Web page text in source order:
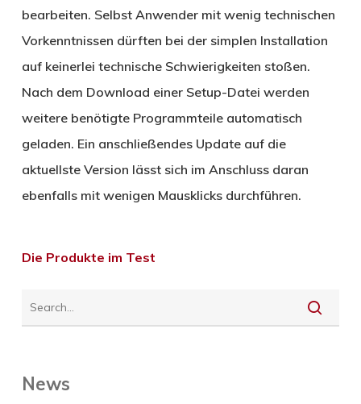
bearbeiten. Selbst Anwender mit wenig technischen
Vorkenntnissen dürften bei der simplen Installation
auf keinerlei technische Schwierigkeiten stoßen.
Nach dem Download einer Setup-Datei werden
weitere benötigte Programmteile automatisch
geladen. Ein anschließendes Update auf die
aktuellste Version lässt sich im Anschluss daran
ebenfalls mit wenigen Mausklicks durchführen.
Die Produkte im Test
News